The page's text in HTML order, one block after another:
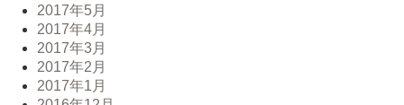
2017年5月
2017年4月
2017年3月
2017年2月
2017年1月